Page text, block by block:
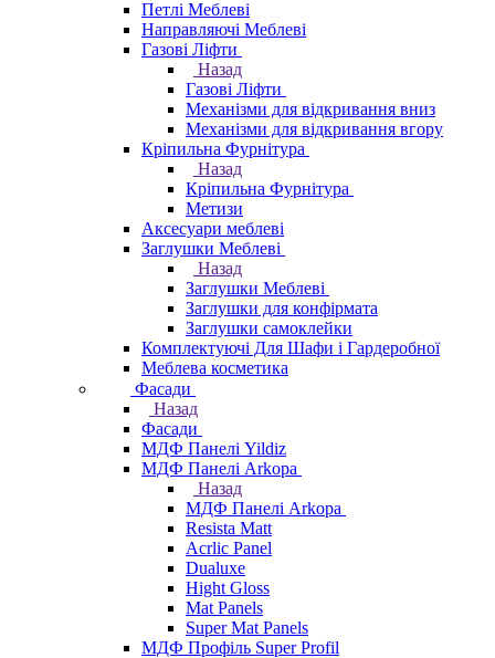
Петлі Меблеві
Направляючі Меблеві
Газові Ліфти
Назад
Газові Ліфти
Механізми для відкривання вниз
Механізми для відкривання вгору
Кріпильна Фурнітура
Назад
Кріпильна Фурнітура
Метизи
Аксесуари меблеві
Заглушки Меблеві
Назад
Заглушки Меблеві
Заглушки для конфірмата
Заглушки самоклейки
Комплектуючі Для Шафи і Гардеробної
Меблева косметика
Фасади
Назад
Фасади
МДФ Панелі Yildiz
МДФ Панелі Arkopa
Назад
МДФ Панелі Arkopa
Resista Matt
Acrlic Panel
Dualuxe
Hight Gloss
Mat Panels
Super Mat Panels
МДФ Профіль Super Profil